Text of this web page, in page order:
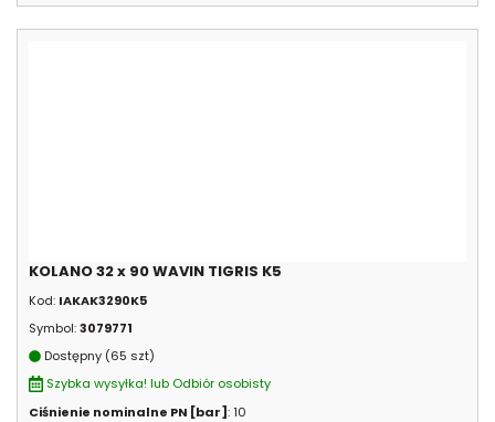
KOLANO 32 x 90 WAVIN TIGRIS K5
Kod: IAKAK3290K5
Symbol:3079771
Dostępny (65 szt)
Szybka wysyłka! lub Odbiór osobisty
Ciśnienie nominalne PN [bar]: 10